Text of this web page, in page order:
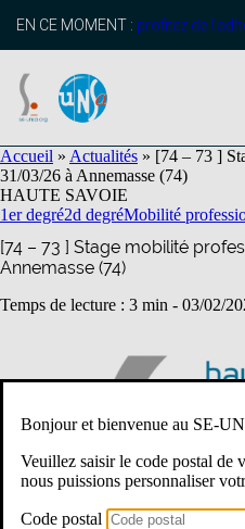
principal
EN CE MOMENT : profitez de
Accueil » Actualités » [74 – 73 ]
31/03/26 à Annemasse (74)
HAUTE SAVOIE
1er degré2d degréMobilité
[74 – 73 ] Stage mobilité
Annemasse (74)
Temps de lecture : 3 min - 03/02/
Bonjour et bienvenue au SE-
Veuillez saisir le code postal de
nous puissions personnaliser
Code postal